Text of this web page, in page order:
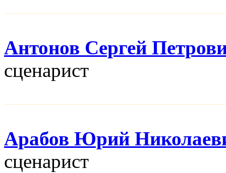
Антонов Сергей
сценарист
Арабов Юрий
сценарист